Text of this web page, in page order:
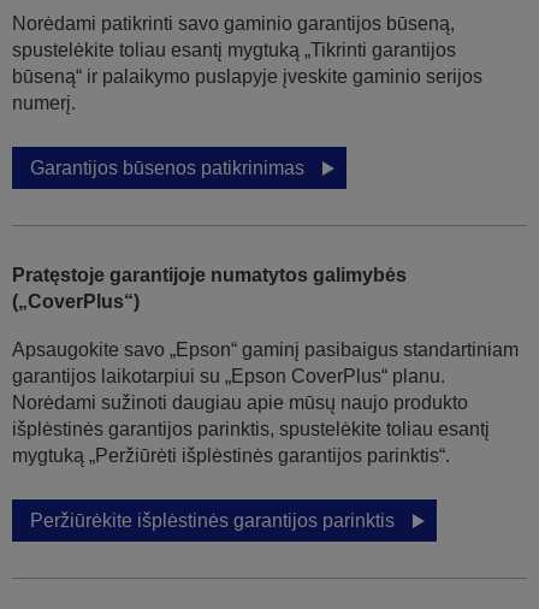
Norėdami patikrinti savo gaminio garantijos būseną,
spustelėkite toliau esantį mygtuką „Tikrinti garantijos
būseną“ ir palaikymo puslapyje įveskite gaminio serijos
numerį.
Garantijos būsenos patikrinimas
Pratęstoje garantijoje numatytos galimybės
(„CoverPlus“)
Apsaugokite savo „Epson“ gaminį pasibaigus standartiniam
garantijos laikotarpiui su „Epson CoverPlus“ planu.
Norėdami sužinoti daugiau apie mūsų naujo produkto
išplėstinės garantijos parinktis, spustelėkite toliau esantį
mygtuką „Peržiūrėti išplėstinės garantijos parinktis“.
Peržiūrėkite išplėstinės garantijos parinktis